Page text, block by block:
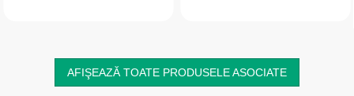
AFIŞEAZĂ TOATE PRODUSELE ASOCIATE